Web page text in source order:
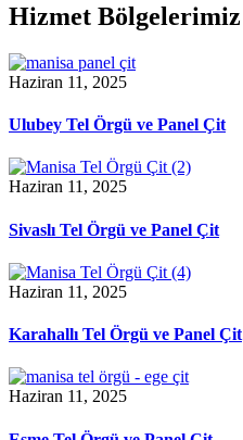
Hizmet Bölgelerimiz
Haziran 11, 2025
Ulubey Tel Örgü ve Panel Çit
Haziran 11, 2025
Sivaslı Tel Örgü ve Panel Çit
Haziran 11, 2025
Karahallı Tel Örgü ve Panel Çit
Haziran 11, 2025